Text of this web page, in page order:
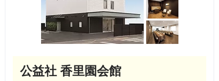
公益社 香里園会館